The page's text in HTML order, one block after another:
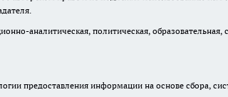
аналитическая, политическая, образовательная,
предоставления информации на основе сбора,